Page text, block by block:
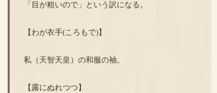
「目が粗いので」という訳になる。
【わが衣手(ころもで)】
私（天智天皇）の和服の袖。
【露にぬれつつ】